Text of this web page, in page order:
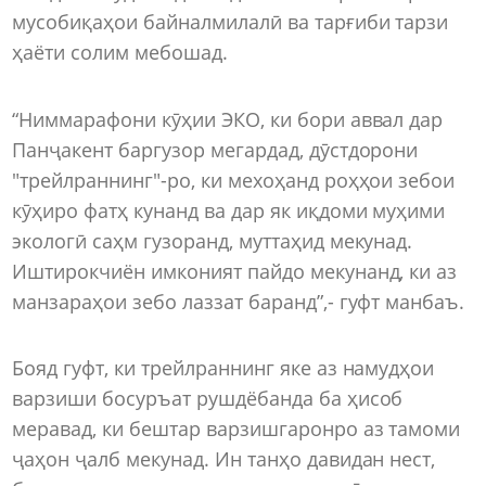
мусобиқаҳои байналмилалӣ ва тарғиби тарзи
ҳаёти солим мебошад.
“Ниммарафони кӯҳии ЭКО, ки бори аввал дар
Панҷакент баргузор мегардад, дӯстдорони
"трейлраннинг"-ро, ки мехоҳанд роҳҳои зебои
кӯҳиро фатҳ кунанд ва дар як иқдоми муҳими
экологӣ саҳм гузоранд, муттаҳид мекунад.
Иштирокчиён имконият пайдо мекунанд, ки аз
манзараҳои зебо лаззат баранд”,- гуфт манбаъ.
Бояд гуфт, ки трейлраннинг яке аз намудҳои
варзиши босуръат рушдёбанда ба ҳисоб
меравад, ки бештар варзишгаронро аз тамоми
ҷаҳон ҷалб мекунад. Ин танҳо давидан нест,